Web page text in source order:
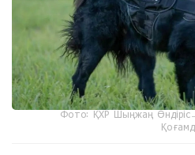
Фото: ҚХР Шыңжаң